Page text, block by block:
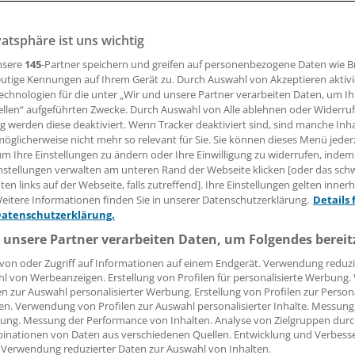
09:34 Uhr
Möglichkeiten der Darmkrebs-Früherkennung Labortests
auf dem Faltblatt "Darmkrebs" des Infozentrums für
(IPF).
es dabei zum immunologischen Stuhltest, zum
Bluttest. Ergibt sich aus diesen Tests ein Verdacht,
betont das IPF.
ist uns wichtig
145-Partner speichern und greifen auf personenbezogene Daten wie
Kennungen auf Ihrem Gerät zu. Durch Auswahl von Akzeptieren
für die unter „Wir und unsere Partner verarbeiten Daten, um
aufgeführten Zwecke. Durch Auswahl von Alle ablehnen oder
werden diese deaktiviert. Wenn Tracker deaktiviert sind, sind manche
nicht mehr so relevant für Sie. Sie können dieses Menü
Ihre Einstellungen zu ändern oder Ihre Einwilligung zu widerrufen, indem
verwalten am unteren Rand der Webseite klicken [oder das
links auf der Webseite, falls zutreffend]. Ihre Einstellungen gelten
Informationen finden Sie in unserer Datenschutzerklärung. Details
Partner verarbeiten Daten, um Folgendes
oder Zugriff auf Informationen auf einem Endgerät. Verwendung
von Werbeanzeigen. Erstellung von Profilen für personalisierte
zur Auswahl personalisierter Werbung. Erstellung von Profilen zur
Verwendung von Profilen zur Auswahl personalisierter Inhalte.
Messung der Performance von Inhalten. Analyse von Zielgruppen
von Daten aus verschiedenen Quellen. Entwicklung und
reduzierter Daten zur Auswahl von Inhalten.